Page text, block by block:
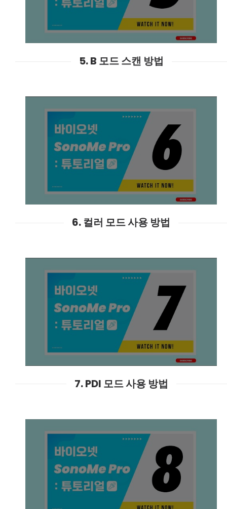
5. B 모드 스캔 방법
6. 컬러 모드 사용 방법
7. PDI 모드 사용 방법